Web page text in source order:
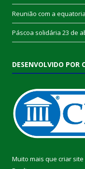
Reunião com a
Páscoa solidária 23 de
DESENVOLVIDO POR
Muito mais que criar site